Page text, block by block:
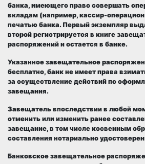
банка, имеющего право совершать
вкладам (например, кассир-
печатью банка. Первый экземпляр
второй регистрируется в книге
распоряжений и остается в банке.
Указанное завещательное
бесплатно, банк не имеет права
за осуществление действий по
завещания.
Завещатель впоследствии в любой
отменить или изменить ранее
завещание, в том числе косвенным
составления нотариально
Банковское завещательное